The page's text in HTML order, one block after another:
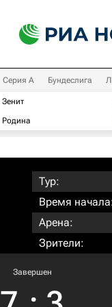
Серия А Бундеслига
Зенит
Родина
Тур:
Время
Арена:
Зрители:
Завершен